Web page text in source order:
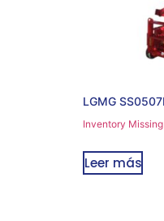
LGMG
Inventory Missing
Leer más